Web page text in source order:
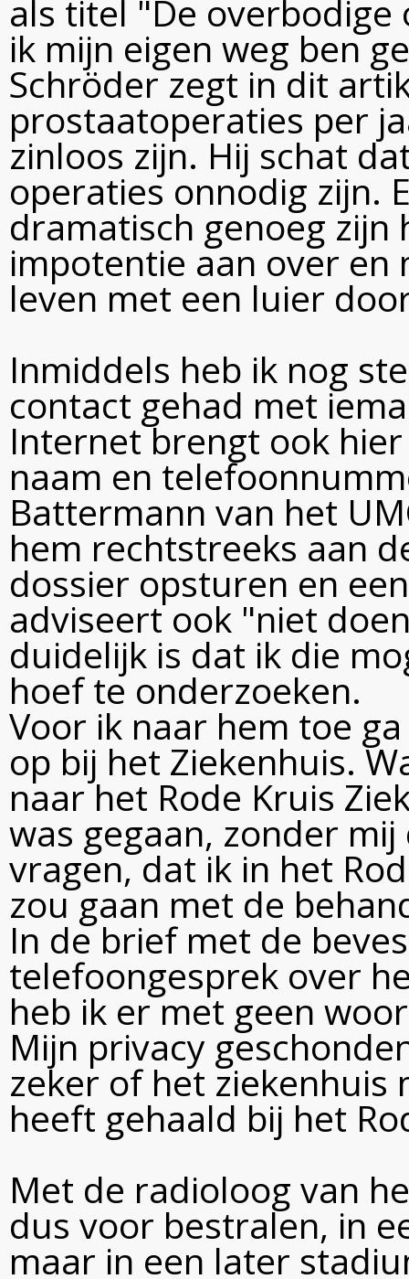
als titel "De
ik mijn eigen weg ben
Schröder zegt in dit
prostaatoperaties per
zinloos zijn. Hij schat
operaties onnodig zijn.
dramatisch genoeg
impotentie aan over
leven met een luier
Inmiddels heb ik nog
contact gehad met
Internet brengt ook
naam en
Battermann van het
hem rechtstreeks aan
dossier opsturen en
adviseert ook "niet
duidelijk is dat ik die
hoef te onderzoeken.
Voor ik naar hem toe
op bij het Ziekenhuis.
naar het Rode Kruis
was gegaan, zonder
vragen, dat ik in het
zou gaan met de
In de brief met de
telefoongesprek over
heb ik er met geen
Mijn privacy
zeker of het ziekenhuis
heeft gehaald bij het
Met de radioloog van
dus voor bestralen, in
maar in een later